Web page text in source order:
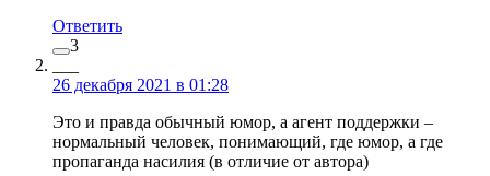
Ответить
3
26 декабря 2021 в 01:28
Это и правда обычный юмор, а агент поддержки –
нормальный человек, понимающий, где юмор, а где
пропаганда насилия (в отличие от автора)